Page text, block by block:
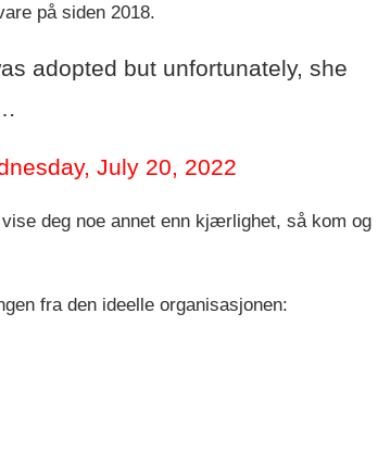
på siden 2018.
adopted but unfortunately, she
July 20, 2022
deg noe annet enn kjærlighet, så kom og
fra den ideelle organisasjonen: